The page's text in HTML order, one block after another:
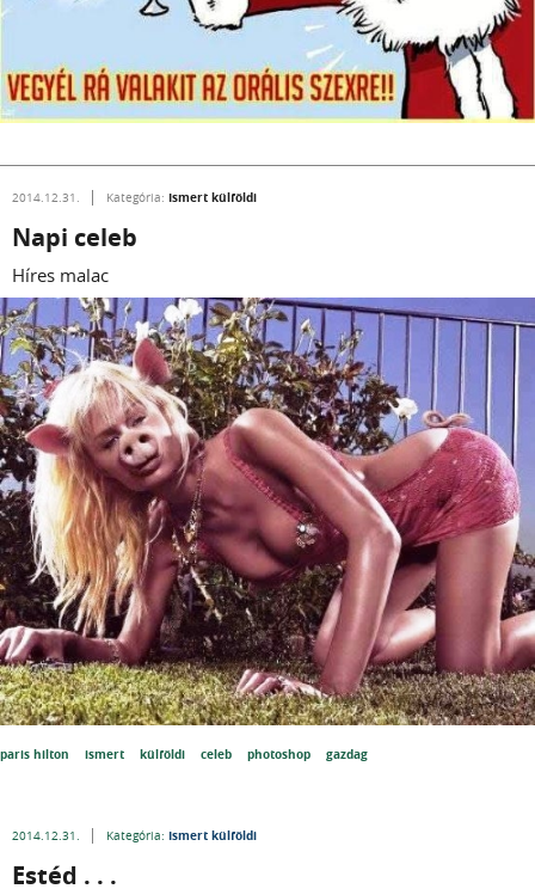
2014.12.31. Kategória: Ismert külföldi
Napi celeb
Híres malac
paris hilton ismert külföldi celeb photoshop gazdag
2014.12.31. Kategória: Ismert külföldi
Estéd . . .